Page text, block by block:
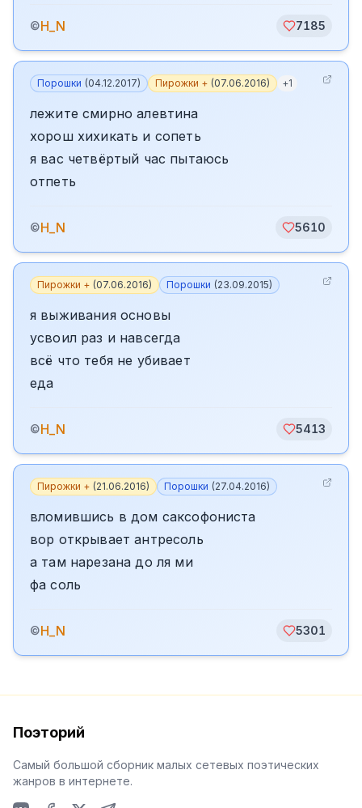
©H_N 7185
Порошки (04.12.2017) Пирожки + (07.06.2016) +1
лежите смирно алевтина
хорош хихикать и сопеть
я вас четвёртый час пытаюсь
отпеть
©H_N 5610
Пирожки + (07.06.2016) Порошки (23.09.2015)
я выживания основы
усвоил раз и навсегда
всё что тебя не убивает
еда
©H_N 5413
Пирожки + (21.06.2016) Порошки (27.04.2016)
вломившись в дом саксофониста
вор открывает антресоль
а там нарезана до ля ми
фа соль
©H_N 5301
Поэторий
Самый большой сборник малых сетевых поэтических
жанров в интернете.